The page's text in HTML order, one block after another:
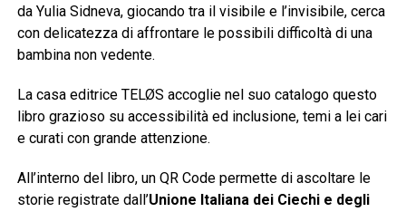
da Yulia Sidneva, giocando tra il visibile e l’invisibile, cerca
con delicatezza di affrontare le possibili difficoltà di una
bambina non vedente.
La casa editrice TELØS accoglie nel suo catalogo questo
libro grazioso su accessibilità ed inclusione, temi a lei cari
e curati con grande attenzione.
All’interno del libro, un QR Code permette di ascoltare le
storie registrate dall’Unione Italiana dei Ciechi e degli